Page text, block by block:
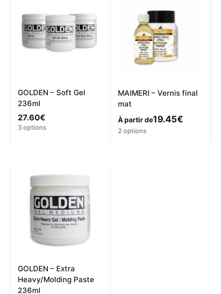
GOLDEN – Soft Gel
236ml
27.60€
Ce
Les
options
peuvent
être
choisies
page
produit
3 options
MAIMERI – Vernis final
mat
À partir de19.45€
Ce
2 options
GOLDEN – Extra
Heavy/Molding Paste
236ml